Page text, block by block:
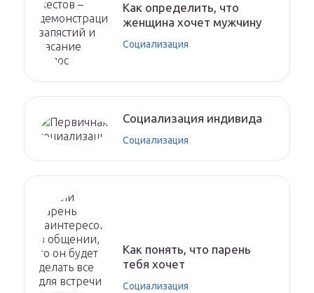
Как определить, что
женщина хочет мужчину
Социализация
Социализация индивида
Социализация
Как понять, что парень
тебя хочет
Социализация